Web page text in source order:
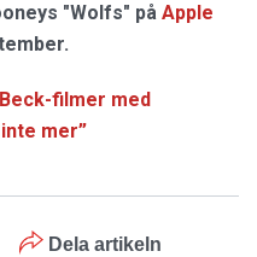
"Wolfs" på Apple
filmer med
mer”
Dela artikeln